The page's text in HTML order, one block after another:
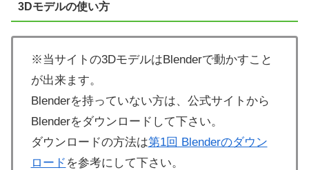
3Dモデルの使い方
※当サイトの3DモデルはBlenderで動かすこと
が出来ます。
Blenderを持っていない方は、公式サイトから
Blenderをダウンロードして下さい。
ダウンロードの方法は第1回 Blenderのダウン
ロード を参考にして下さい。